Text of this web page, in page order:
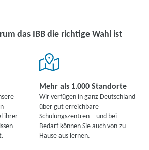
das IBB die richtige Wahl ist
ihrer
Mehr als 1.000 Standorte
Wir verfügen in ganz Deutschland
über gut erreichbare
Schulungszentren – und bei
Bedarf können Sie auch von zu
Hause aus lernen.